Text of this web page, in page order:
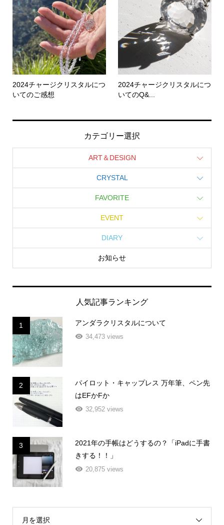
2024チャージクリスタルにつ
いてのご感想
2024チャージクリスタルにつ
いてのQ&...
カテゴリー選択
ART＆DESIGN
CRYSTAL
FAVORITE
EVENT
DIARY
お知らせ
人気記事ランキング
1 アンダラクリスタルについて
34,473 views
2
パイロット・キャップレス 万年筆、ペン先
はEFかFか
32,952 views
3
2021年の手帳はどうするの？「iPadに手書
きする！！」
20,875 views
月を選択